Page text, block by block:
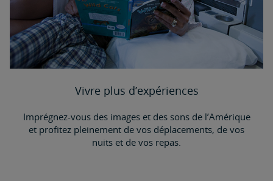
Vivre plus d’expériences
Imprégnez-vous des images et des sons de l’Amérique
et profitez pleinement de vos déplacements, de vos
nuits et de vos repas.